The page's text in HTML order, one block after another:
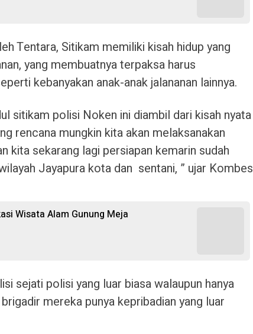
Tentara, Sitikam memiliki kisah hidup yang
yang membuatnya terpaksa harus
kebanyakan anak-anak jalananan lainnya.
sitikam polisi Noken ini diambil dari kisah nyata
rencana mungkin kita akan melaksanakan
kita sekarang lagi persiapan kemarin sudah
Jayapura kota dan sentani, ” ujar Kombes
Wisata Alam Gunung Meja
sejati polisi yang luar biasa walaupun hanya
mereka punya kepribadian yang luar